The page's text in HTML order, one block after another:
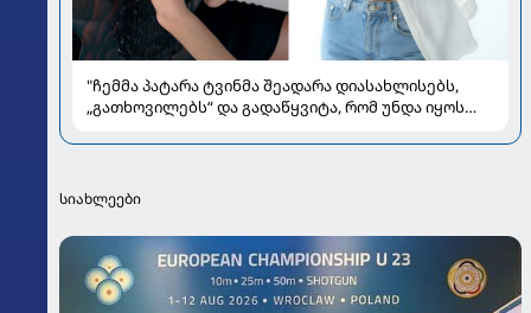
"ჩემმა პატარა ტვინმა შეადარა დიასახლისებს,
„გათხოვილებს“ და გადაწყვიტა, რომ უნდა იყოს
ალლექსანდრა პაიჭაძე
სიახლეები